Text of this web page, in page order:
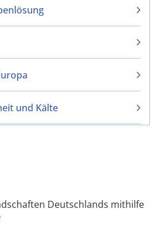
und Kälte
Deutschlands mithilfe